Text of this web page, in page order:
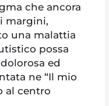
che ancora
margini,
una malattia
possa
ed
ne “Il mio
al centro